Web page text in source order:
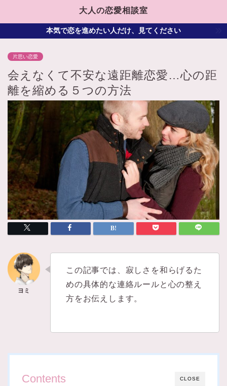
大人の恋愛相談室
本気で恋を進めたい人だけ、見てください
片思い恋愛
会えなくて不安な遠距離恋愛…心の距
離を縮める５つの方法
この記事では、寂しさを和らげるた
めの具体的な連絡ルールと心の整え
方をお伝えします。
CLOSE
Contents